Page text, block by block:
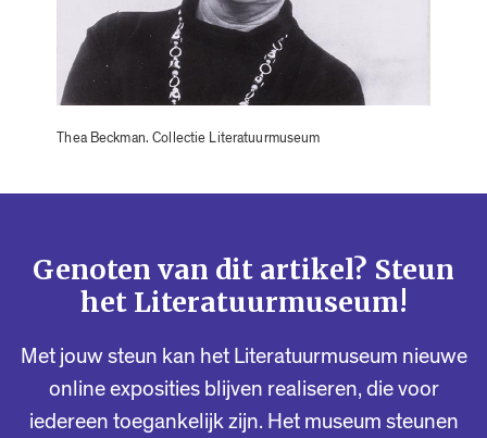
Thea Beckman. Collectie Literatuurmuseum
Genoten van dit artikel? Steun
het Literatuurmuseum!
Met jouw steun kan het Literatuurmuseum nieuwe
online exposities blijven realiseren, die voor
iedereen toegankelijk zijn. Het museum steunen